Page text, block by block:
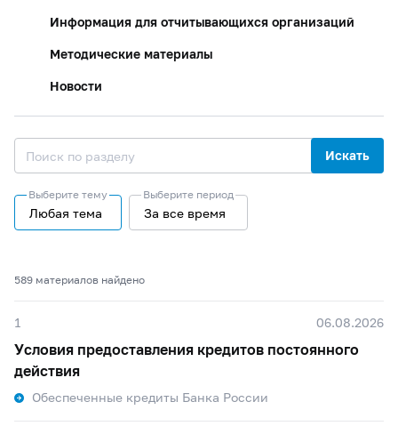
Информация для отчитывающихся организаций
Методические материалы
Новости
Искать
Выберите тему
Любая тема
Выберите период
За все время
589 материалов найдено
1 06.08.2026
Условия предоставления кредитов постоянного
действия
Обеспеченные кредиты Банка России